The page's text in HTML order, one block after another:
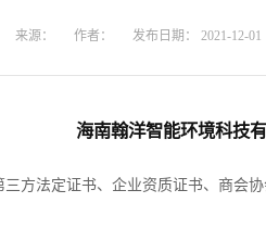
来源： 作者： 发布日期： 2021-12-01
海南翰洋智能环境科技
三方法定证书、企业资质证书、商会